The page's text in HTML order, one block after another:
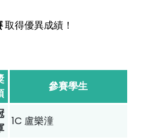
取得優異成績！
參賽學生
1C 盧樂潼